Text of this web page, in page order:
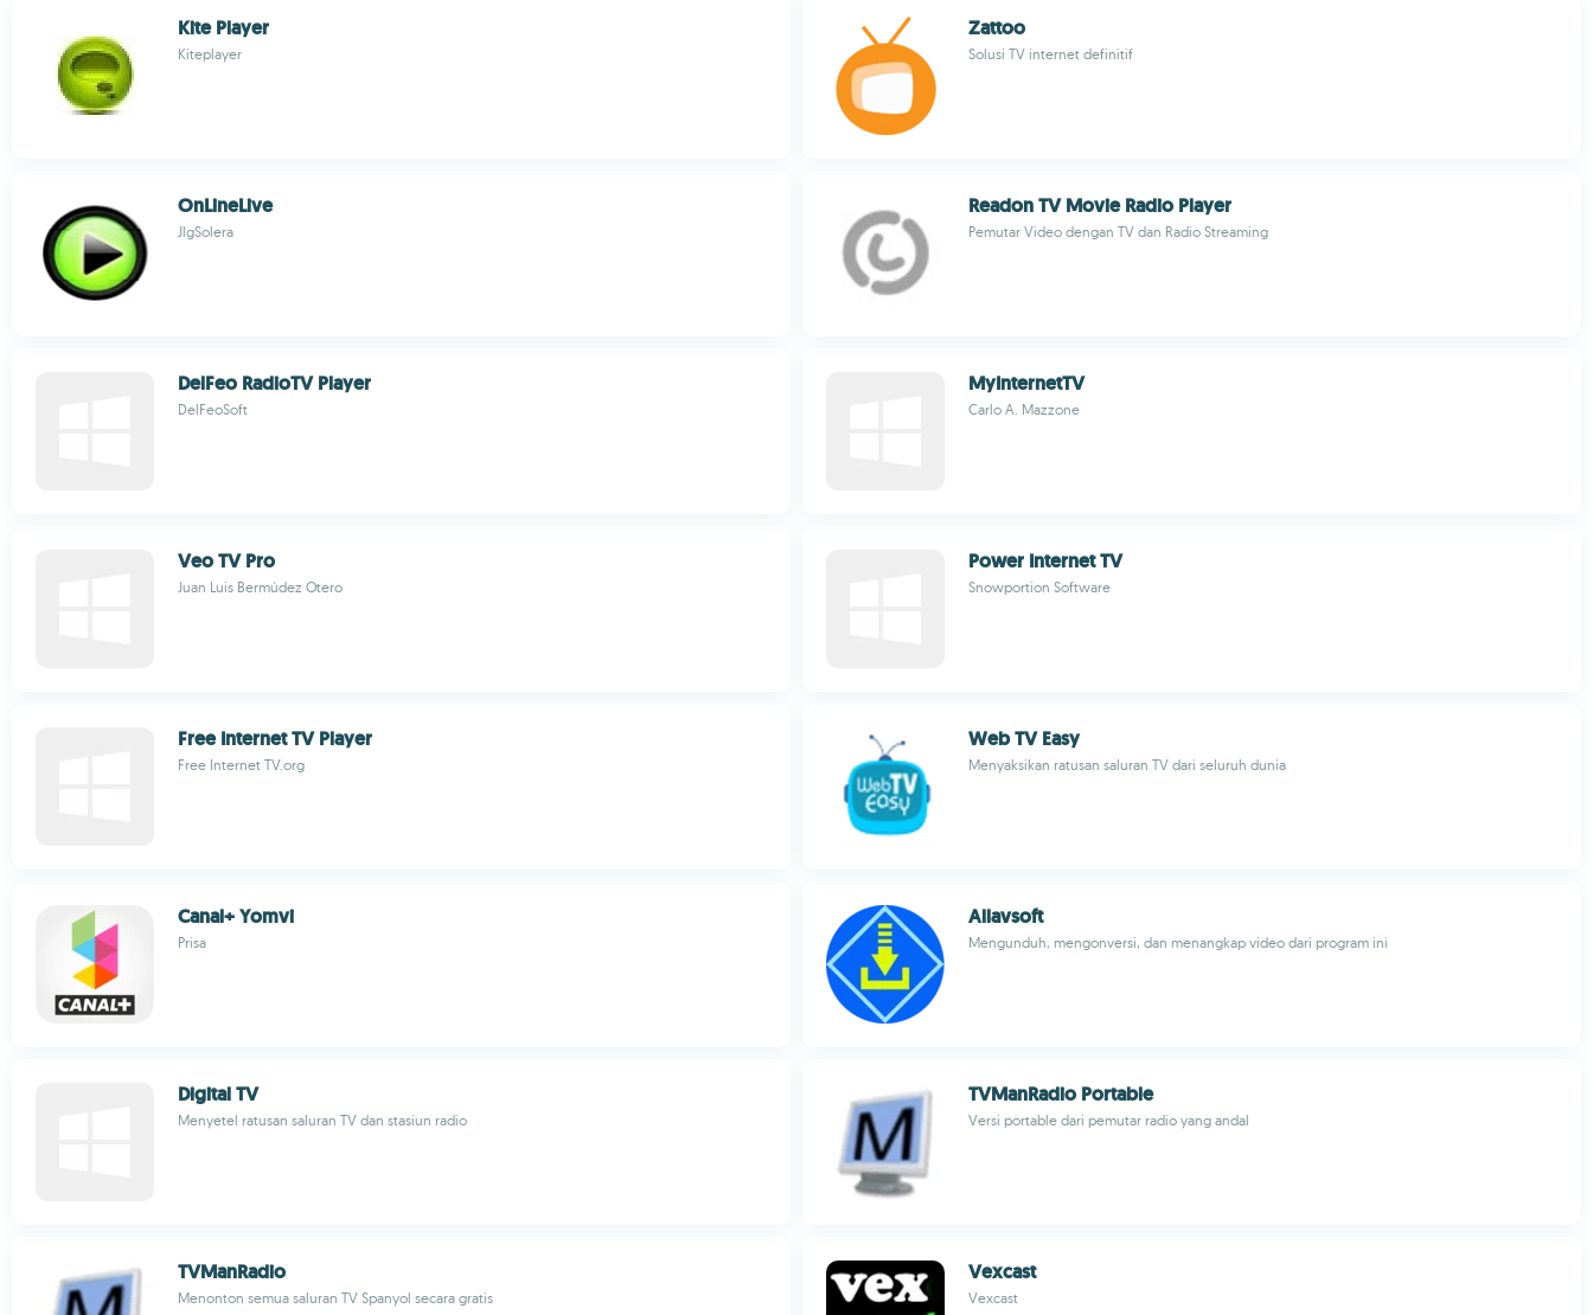
Kite Player
Kiteplayer
Zattoo
Solusi TV internet definitif
OnLineLive
JlgSolera
Readon TV Movie Radio Player
Pemutar Video dengan TV dan Radio Streaming
DelFeo RadioTV Player
DelFeoSoft
MyInternetTV
Carlo A. Mazzone
Veo TV Pro
Juan Luis Bermúdez Otero
Power Internet TV
Snowportion Software
Free Internet TV Player
Free Internet TV.org
Web TV Easy
Menyaksikan ratusan saluran TV dari seluruh dunia
Canal+ Yomvi
Prisa
Allavsoft
Mengunduh, mengonversi, dan menangkap video dari program ini
Digital TV
Menyetel ratusan saluran TV dan stasiun radio
TVManRadio Portable
Versi portable dari pemutar radio yang andal
TVManRadio
Menonton semua saluran TV Spanyol secara gratis
Vexcast
Vexcast